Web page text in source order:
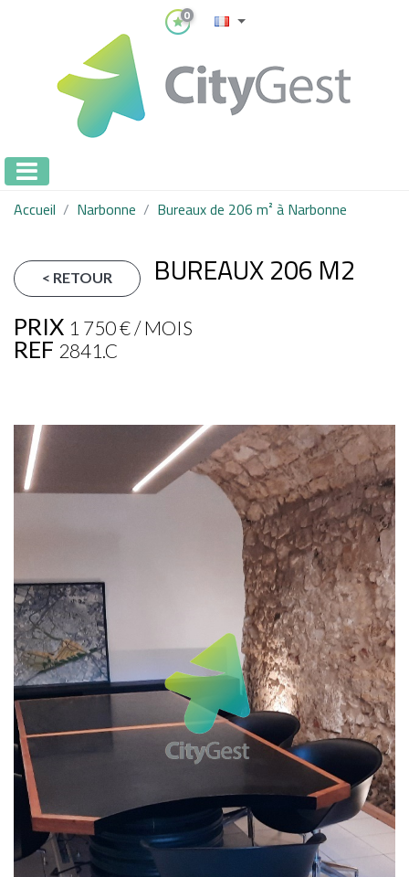
0
Accueil Narbonne Bureaux de 206 m² à Narbonne
< RETOUR BUREAUX 206 M2
PRIX 1 750 € / MOIS
REF 2841.C